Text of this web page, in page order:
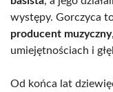
występy. Gorczyca
producent muzyczny
umiejętnościach i
Od końca lat